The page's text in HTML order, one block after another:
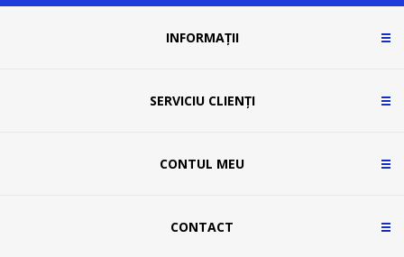
INFORMAȚII
SERVICIU CLIENȚI
CONTUL MEU
CONTACT